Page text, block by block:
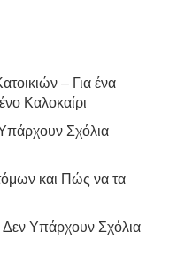
– Για ένα
Καλοκαίρι
Σχόλια
και Πώς να τα
Δεν Υπάρχουν Σχόλια